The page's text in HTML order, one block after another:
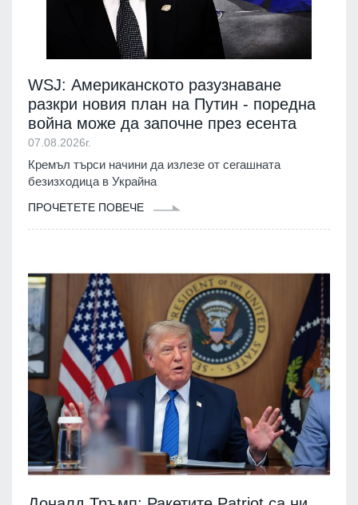
WSJ: Американското разузнаване
разкри новия план на Путин - поредна
война може да започне през есента
07.08.2026г.
Кремъл търси начини да излезе от сегашната
безизходица в Украйна
ПРОЧЕТЕТЕ ПОВЕЧЕ